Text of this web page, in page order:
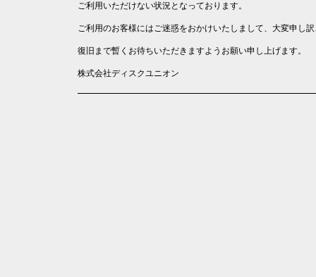
ご利用いただけない状況となっております。
ご利用のお客様にはご迷惑をおかけいたしまして、大変申し
復旧まで暫くお待ちいただきますようお願い申し上げます。
株式会社ディスクユニオン